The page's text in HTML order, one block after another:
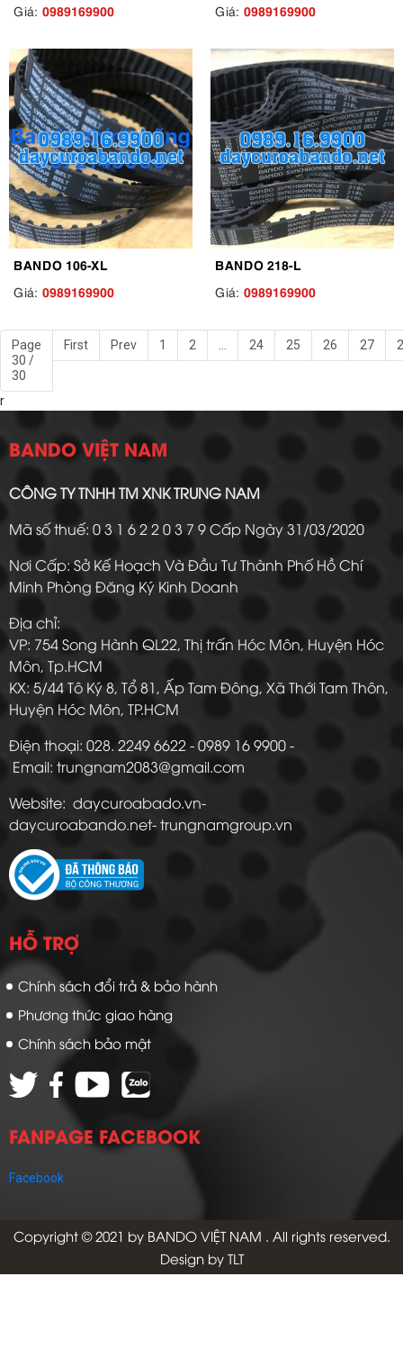
Giá: 0989169900 Giá: 0989169900
BANDO 106-XL
Giá: 0989169900
BANDO 218-L
Giá: 0989169900
Page
30 /
30
First Prev 1 2 24 25 26 27
r
BANDO VIỆT NAM
CÔNG TY TNHH TM XNK TRUNG NAM
Mã số thuế: 0 3 1 6 2 2 0 3 7 9 Cấp Ngày 31/03/2020
Nơi Cấp: Sở Kế Hoạch Và Đầu Tư Thành Phố Hồ Chí
Minh Phòng Đăng Ký Kinh Doanh
Địa chỉ:
VP: 754 Song Hành QL22, Thị trấn Hóc Môn, Huyện Hóc
Môn, Tp.HCM
KX: 5/44 Tô Ký 8, Tổ 81, Ấp Tam Đông, Xã Thới Tam Thôn,
Huyện Hóc Môn, TP.HCM
Điện thoại: 028. 2249 6622 - 0989 16 9900 -
Email: trungnam2083@gmail.com
Website: daycuroabado.vn-
daycuroabando.net- trungnamgroup.vn
HỖ TRỢ
Chính sách đổi trả & bảo hành
Phương thức giao hàng
Chính sách bảo mật
FANPAGE FACEBOOK
Facebook
Copyright © 2021 by BANDO VIỆT NAM . All rights reserved.
Design by TLT